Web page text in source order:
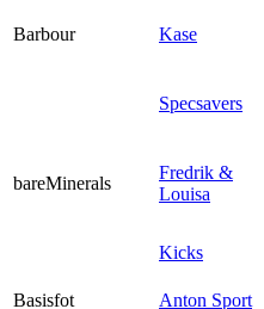
Barbour Kase
Specsavers
bareMinerals
Fredrik &
Louisa
Kicks
Basisfot
Anton Sport